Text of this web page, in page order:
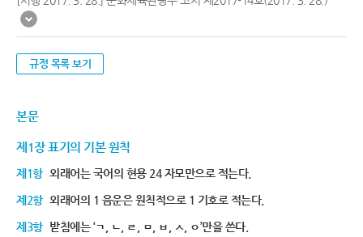
규정 목록 보기
본문
제1장 표기의 기본 원칙
제1항 외래어는 국어의 현용 24 자모만으로 적는다.
제2항 외래어의 1 음운은 원칙적으로 1 기호로 적는다.
제3항 받침에는 ‘ㄱ, ㄴ, ㄹ, ㅁ, ㅂ, ㅅ, ㅇ’만을 쓴다.